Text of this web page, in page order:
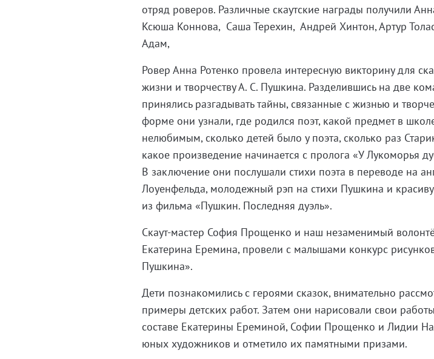
отряд роверов. Различные скаутские награды получили
Ксюша Коннова, Саша Терехин, Андрей Хинтон, Артур
Адам,
Ровер Анна Ротенко провела интересную викторину для
жизни и творчеству А. С. Пушкина. Разделившись на две
принялись разгадывать тайны, связанные с жизнью и
форме они узнали, где родился поэт, какой предмет в
нелюбимым, сколько детей было у поэта, сколько раз
какое произведение начинается с пролога «У Лукоморья
В заключение они послушали стихи поэта в переводе на
Лоуенфельда, молодежный рэп на стихи Пушкина и
из фильма «Пушкин. Последняя дуэль».
Скаут-мастер София Прощенко и наш незаменимый
Екатерина Еремина, провели с малышами конкурс
Пушкина».
Дети познакомились с героями сказок, внимательно
примеры детских работ. Затем они нарисовали свои
составе Екатерины Ереминой, Софии Прощенко и Лидии
юных художников и отметило их памятными призами.